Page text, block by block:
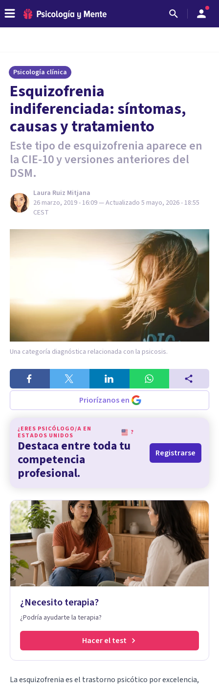
Psicología clínica
Esquizofrenia
indiferenciada: síntomas,
causas y tratamiento
Este tipo de esquizofrenia aparece en
la CIE-10 y versiones anteriores del
DSM.
Laura Ruiz Mitjana
26 marzo, 2019 - 16:09— Actualizado 5 mayo, 2026 - 18:55
CEST
Una categoría diagnóstica relacionada con la psicosis.
Priorízanos en
¿ERES PSICÓLOGO/A EN
ESTADOS UNIDOS
?
Destaca entre toda tu
competencia
profesional.
Registrarse
¿Necesito terapia?
¿Podría ayudarte la terapia?
Hacer el test
La esquizofrenia es el trastorno psicótico por excelencia,